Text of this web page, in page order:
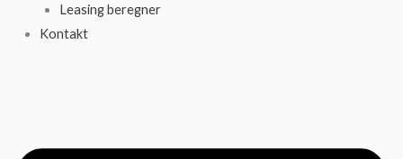
Leasing beregner
Kontakt